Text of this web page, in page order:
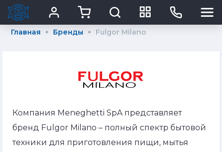
Главная Бренды Fulgor Milano
Компания Meneghetti SpA представляет
бренд Fulgor Milano – полный спектр бытовой
техники для приготовления пищи, мытья